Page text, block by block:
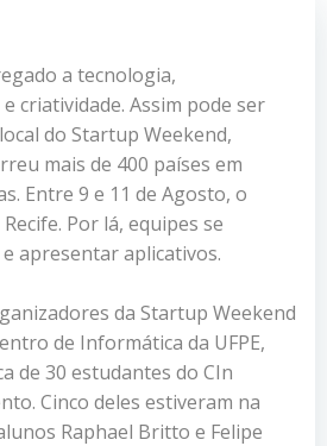
a tecnologia,
criatividade. Assim pode ser
do Startup Weekend,
mais de 400 países em
Entre 9 e 11 de Agosto, o
Por lá, equipes se
apresentar aplicativos.
da Startup Weekend
de Informática da UFPE,
de 30 estudantes do CIn
Cinco deles estiveram na
Raphael Britto e Felipe